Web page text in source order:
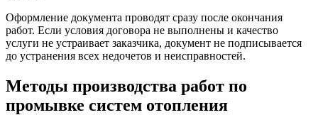
Оформление документа проводят сразу после окончания
работ. Если условия договора не выполнены и качество
услуги не устраивает заказчика, документ не подписывается
до устранения всех недочетов и неисправностей.
Методы производства работ по
промывке систем отопления